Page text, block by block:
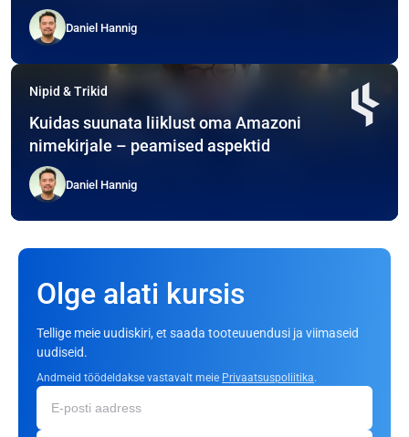
Daniel Hannig
Nipid & Trikid
Kuidas suunata liiklust oma Amazoni
nimekirjale – peamised aspektid
Daniel Hannig
Olge alati kursis
Tellige meie uudiskiri, et saada tooteuuendusi ja viimaseid
uudiseid.
Andmeid töödeldakse vastavalt meie Privaatsuspoliitika.